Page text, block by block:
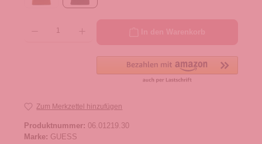
Zum Merkzettel hinzufügen
Produktnummer: 06.01219.30
Marke: GUESS